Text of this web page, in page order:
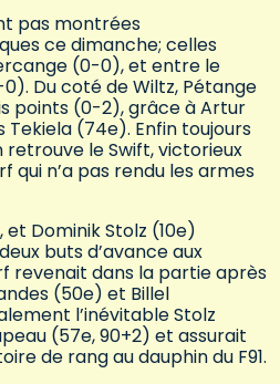
pas montrées
ce dimanche; celles
(0-0), et entre le
Du coté de Wiltz, Pétange
points (0-2), grâce à Artur
(74e). Enfin toujours
retrouve le Swift, victorieux
qui n’a pas rendu les armes
et Dominik Stolz (10e)
buts d’avance aux
revenait dans la partie après
(50e) et Billel
l’inévitable Stolz
(57e, 90+2) et assurait
de rang au dauphin du F91.